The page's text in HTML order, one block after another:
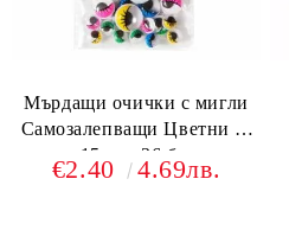
Мърдащи очички с мигли
Самозалепващи Цветни 8-
15 mm 36 бр.
€2.40 4.69лв.